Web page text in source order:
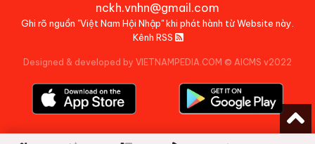
nckh.vnhn@gmail.com
Ghi rõ nguồn "Việt Nam Hội Nhập" khi phát hành từ Website này.
Kênh RSS
Designed & developed by VIETNAMPEDIA.COM © AICMS v2022